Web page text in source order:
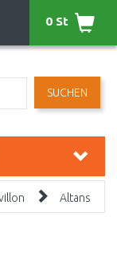
SUCHEN
0 St
Altans